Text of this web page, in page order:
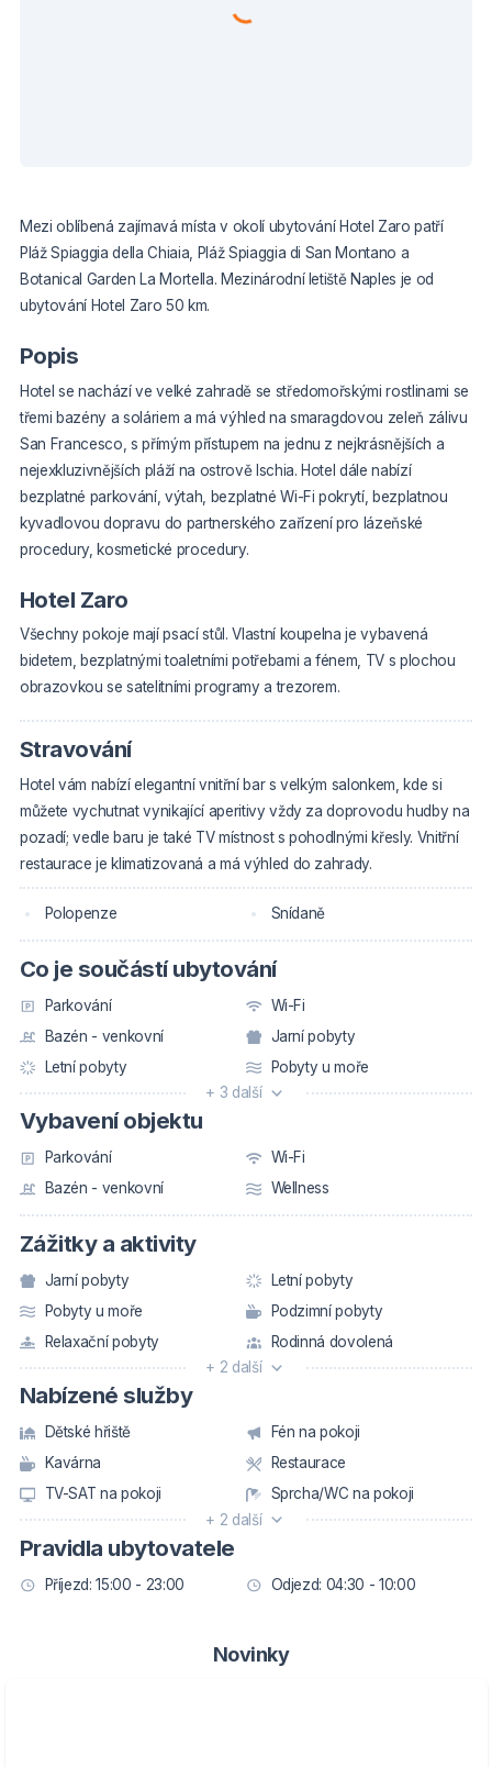
Mezi oblíbená zajímavá místa v okolí ubytování Hotel Zaro patří
Pláž Spiaggia della Chiaia, Pláž Spiaggia di San Montano a
Botanical Garden La Mortella. Mezinárodní letiště Naples je od
ubytování Hotel Zaro 50 km.
Popis
Hotel se nachází ve velké zahradě se středomořskými rostlinami se
třemi bazény a soláriem a má výhled na smaragdovou zeleň zálivu
San Francesco, s přímým přístupem na jednu z nejkrásnějších a
nejexkluzivnějších pláží na ostrově Ischia. Hotel dále nabízí
bezplatné parkování, výtah, bezplatné Wi-Fi pokrytí, bezplatnou
kyvadlovou dopravu do partnerského zařízení pro lázeňské
procedury, kosmetické procedury.
Hotel Zaro
Všechny pokoje mají psací stůl. Vlastní koupelna je vybavená
bidetem, bezplatnými toaletními potřebami a fénem, TV s plochou
obrazovkou se satelitními programy a trezorem.
Stravování
Hotel vám nabízí elegantní vnitřní bar s velkým salonkem, kde si
můžete vychutnat vynikající aperitivy vždy za doprovodu hudby na
pozadí; vedle baru je také TV místnost s pohodlnými křesly. Vnitřní
restaurace je klimatizovaná a má výhled do zahrady.
Polopenze Snídaně
Co je součástí ubytování
Parkování
Wi-Fi
Bazén - venkovní
Jarní pobyty
Letní pobyty
Pobyty u moře
+ 3 další
Vybavení objektu
Parkování
Wi-Fi
Bazén - venkovní
Wellness
Zážitky a aktivity
Jarní pobyty
Letní pobyty
Pobyty u moře
Podzimní pobyty
Relaxační pobyty
Rodinná dovolená
+ 2 další
Nabízené služby
Dětské hřiště
Fén na pokoji
Kavárna
Restaurace
TV-SAT na pokoji
Sprcha/WC na pokoji
+ 2 další
Pravidla ubytovatele
Příjezd: 15:00 - 23:00 Odjezd: 04:30 - 10:00
Novinky